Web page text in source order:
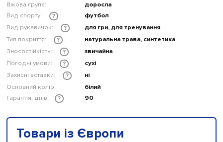
Вікова група:
доросла
Вид спорту:
?
футбол
Вид рукавичок:
?
для гри, для тренування
Тип покриття:
?
натуральна трава, синтетика
Зносостійкість:
?
звичайна
Погодні умови:
?
сухі
Захисні вставки:
?
ні
Основний колір:
білий
Гарантія, днів:
? 90
Товари із Європи